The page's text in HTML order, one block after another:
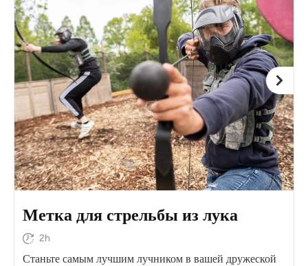
Метка для стрельбы из лука
2h
Станьте самым лучшим лучником в вашей дружеской